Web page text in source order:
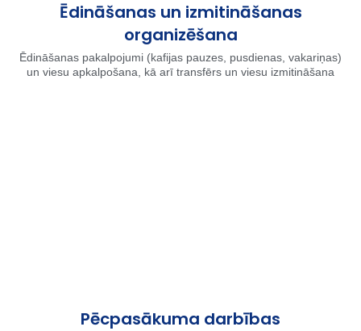
Ēdināšanas un izmitināšanas
organizēšana
Ēdināšanas pakalpojumi (kafijas pauzes, pusdienas, vakariņas)
un viesu apkalpošana, kā arī transfērs un viesu izmitināšana
Pēcpasākuma darbības